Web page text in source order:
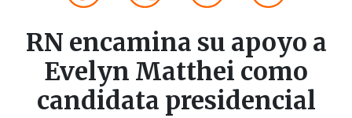
RN encamina su apoyo a
Evelyn Matthei como
candidata presidencial